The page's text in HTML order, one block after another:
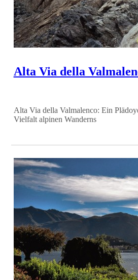
Alta Via della
Alta Via della Valmalenco: Ein
Vielfalt alpinen Wanderns